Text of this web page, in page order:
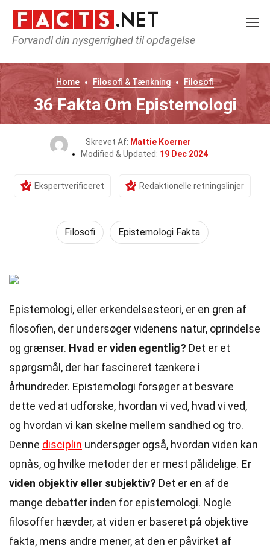
Forvandl din nysgerrighed til opdagelse
Home Filosofi & Tænkning Filosofi
36 Fakta Om Epistemologi
Skrevet Af: Mattie Koerner
Modified & Updated: 19 Dec 2024
Ekspertverificeret Redaktionelle retningslinjer
Filosofi Epistemologi Fakta
Epistemologi, eller erkendelsesteori, er en gren af
filosofien, der undersøger videnens natur, oprindelse
og grænser. Hvad er viden egentlig? Det er et
spørgsmål, der har fascineret tænkere i
århundreder. Epistemologi forsøger at besvare
dette ved at udforske, hvordan vi ved, hvad vi ved,
og hvordan vi kan skelne mellem sandhed og tro.
Denne disciplin undersøger også, hvordan viden kan
opnås, og hvilke metoder der er mest pålidelige. Er
viden objektiv eller subjektiv? Det er en af de
mange debatter inden for epistemologi. Nogle
filosoffer hævder, at viden er baseret på objektive
fakta, mens andre mener, at den er påvirket af